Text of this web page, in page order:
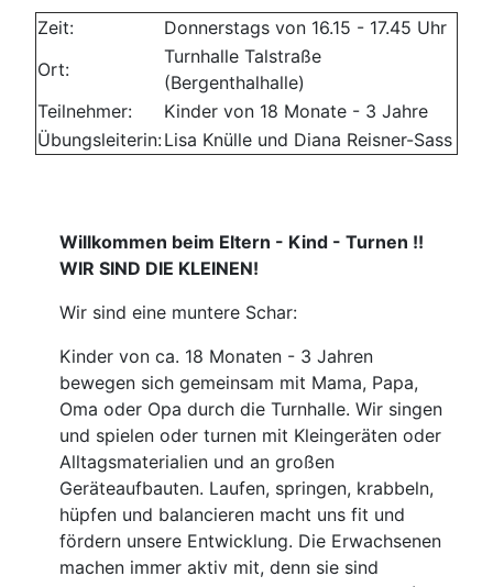
Zeit:
Donnerstags von 16.15 - 17.45 Uhr
Ort:
Turnhalle Talstraße
(Bergenthalhalle)
Teilnehmer:
Kinder von 18 Monate - 3 Jahre
Übungsleiterin:Lisa Knülle und Diana Reisner-Sass
Willkommen beim Eltern - Kind - Turnen !!
WIR SIND DIE KLEINEN!
Wir sind eine muntere Schar:
Kinder von ca. 18 Monaten - 3 Jahren
bewegen sich gemeinsam mit Mama, Papa,
Oma oder Opa durch die Turnhalle. Wir singen
und spielen oder turnen mit Kleingeräten oder
Alltagsmaterialien und an großen
Geräteaufbauten. Laufen, springen, krabbeln,
hüpfen und balancieren macht uns fit und
fördern unsere Entwicklung. Die Erwachsenen
machen immer aktiv mit, denn sie sind